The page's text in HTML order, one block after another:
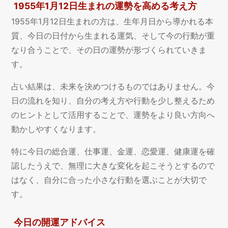
1955年1月12日生まれの運勢を高める考え方
1955年1月12日生まれの方は、生年月日から導かれる本
質、今日の日付から生まれる運気、そして今の行動が重
なり合うことで、その日の運勢が形づくられていきま
す。
占い結果は、未来を決めつけるものではありません。今
日の流れを知り、自分の考え方や行動を少し整えるため
のヒントとして活用することで、運勢をより良い方向へ
動かしやすくなります。
特に今日の総合運、仕事運、金運、恋愛運、健康運を確
認したうえで、無理に大きな変化を起こそうとするので
はなく、自分に合った小さな行動を選ぶことが大切で
す。
今日の開運アドバイス